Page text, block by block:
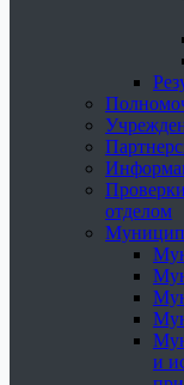
отделом
и